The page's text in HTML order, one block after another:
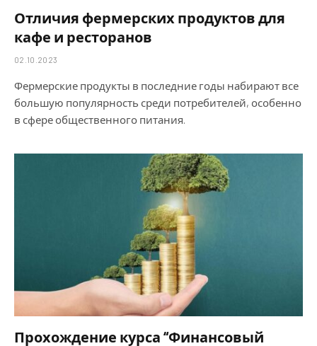
Отличия фермерских продуктов для
кафе и ресторанов
02.10.2023
Фермерские продукты в последние годы набирают все
большую популярность среди потребителей, особенно
в сфере общественного питания.
Прохождение курса “Финансовый